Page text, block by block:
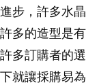
步，許多水晶
多的造型是有
多訂購者的選
就讓採購易為